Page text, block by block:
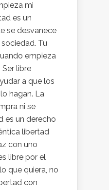
mi
es un
se desvanece
Tu
empieza
libre
a que los
hagan. La
ni se
es un derecho
libertad
con uno
libre por el
que quiera, no
con